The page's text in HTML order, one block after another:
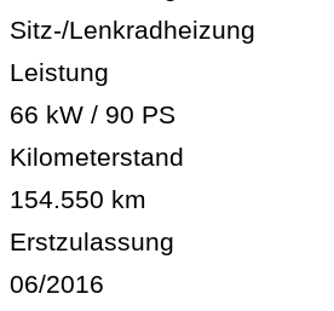
Sitz-/Lenkradheizung
Leistung
66 kW / 90 PS
Kilometerstand
154.550 km
Erstzulassung
06/2016